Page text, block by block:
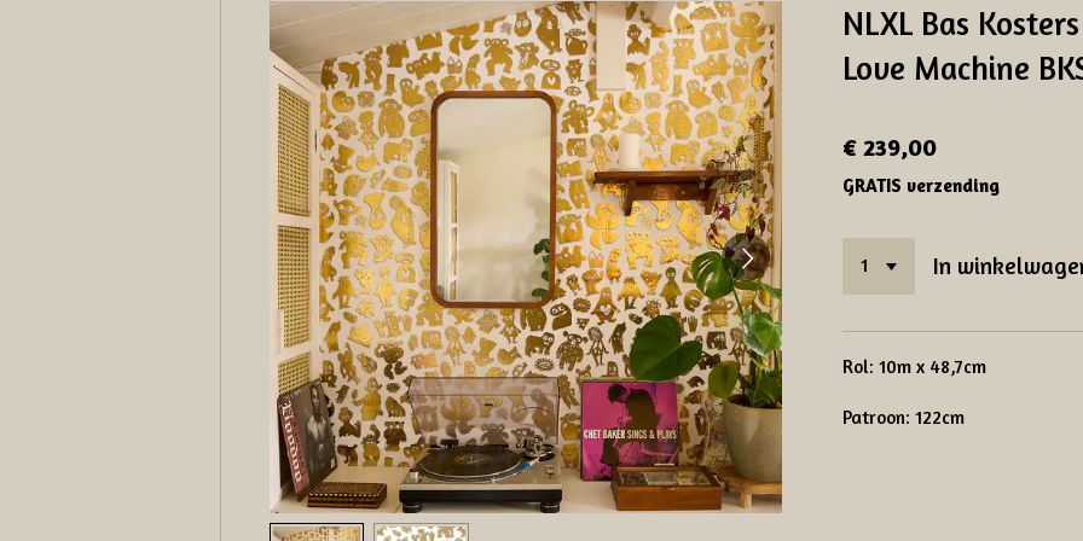
NLXL Bas
Love Machine
€ 239,00
GRATIS verzending
In
Rol: 10m x 48,7cm
Patroon: 122cm